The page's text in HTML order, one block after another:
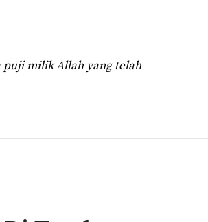
puji milik Allah yang telah